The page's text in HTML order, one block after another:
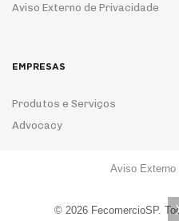
Aviso Externo de Privacidade
EMPRESAS
Produtos e Serviços
Advocacy
Aviso Externo
© 2026 FecomercioSP.